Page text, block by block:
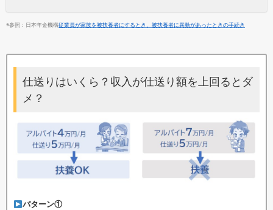
※参照：日本年金機構従業員が家族を被扶養者にするとき、被扶養者に異動があったときの手続き
仕送りはいくら？収入が仕送り額を上回るとダ
メ？
パターン①